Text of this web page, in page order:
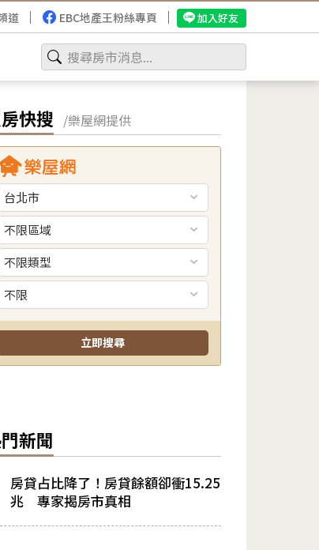
道 EBC地產王粉絲專頁 加入好友
快搜 /樂屋網提供
新聞
房貸占比降了！房貸餘額卻衝15.25
兆 專家揭房市真相